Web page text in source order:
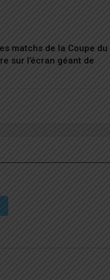
matchs de la Coupe du
sur l’écran géant de